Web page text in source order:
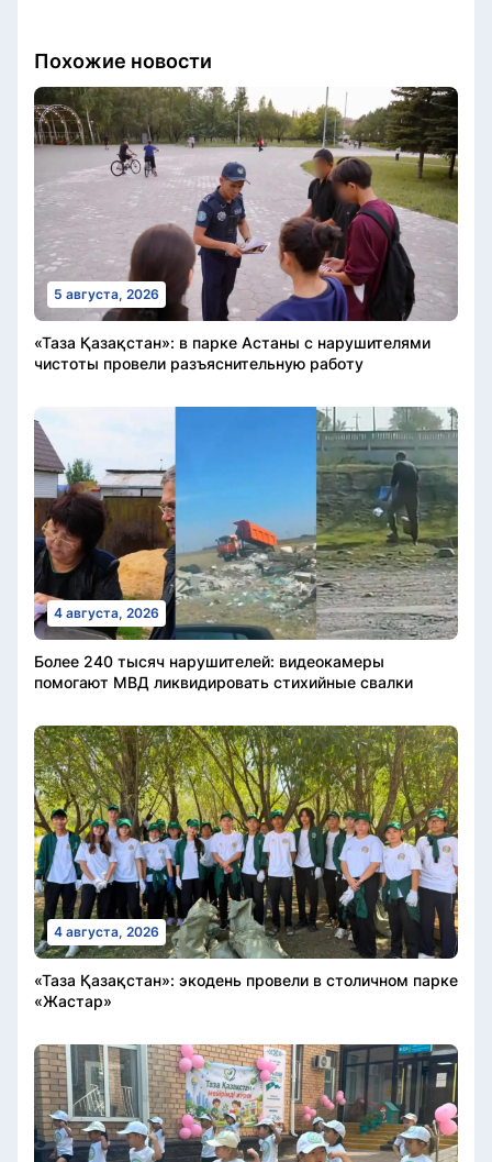
Похожие новости
5 августа, 2026
«Таза Қазақстан»: в парке Астаны с нарушителями
чистоты провели разъяснительную работу
4 августа, 2026
Более 240 тысяч нарушителей: видеокамеры
помогают МВД ликвидировать стихийные свалки
4 августа, 2026
«Таза Қазақстан»: экодень провели в столичном парке
«Жастар»